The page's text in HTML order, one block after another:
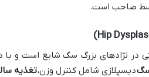
صاحب است.
در نژادهای بزرگ سگ شایع است و
سگدیسپلازی شامل کنترل وزن،تغذیه